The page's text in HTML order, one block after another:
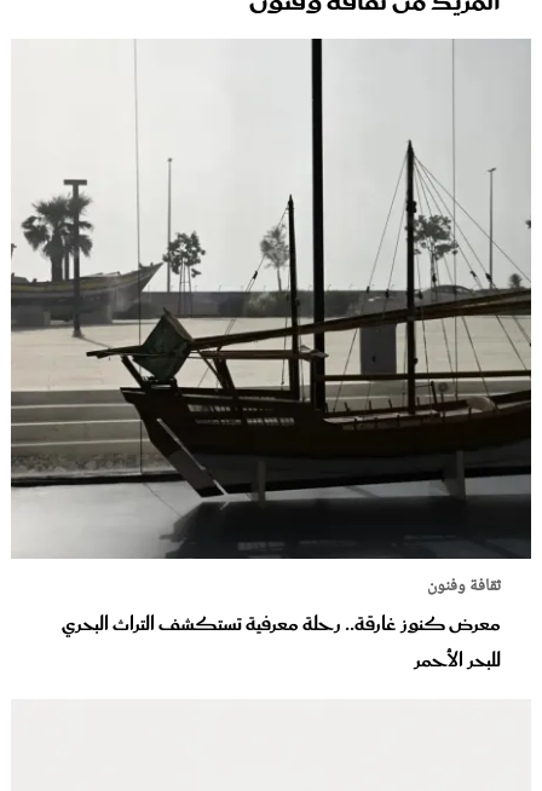
ثقافة وفنون
معرض كنوز غارقة.. رحلة معرفية تستكشف التراث البحري
للبحر الأحمر